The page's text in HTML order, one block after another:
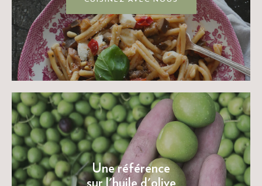
Une référence
sur l'huile d'olive